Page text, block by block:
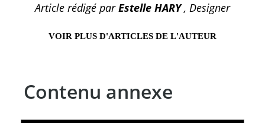
Article rédigé parEstelle HARY, Designer
VOIR PLUS D'ARTICLES DE L'AUTEUR
Contenu annexe